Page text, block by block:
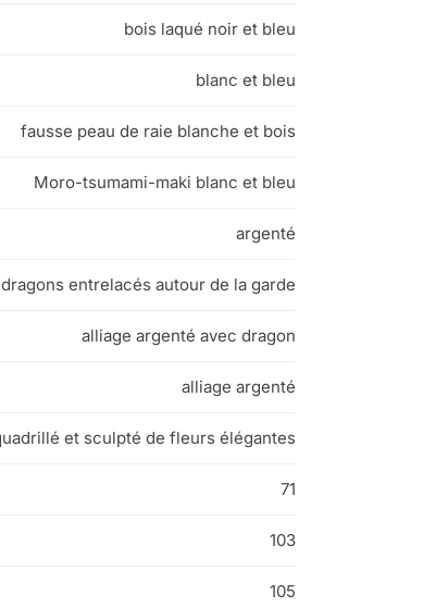
bois laqué noir et bleu
blanc et bleu
fausse peau de raie blanche et bois
Moro-tsumami-maki blanc et bleu
argenté
entrelacés autour de la garde
alliage argenté avec dragon
alliage argenté
et sculpté de fleurs élégantes
71
103
105